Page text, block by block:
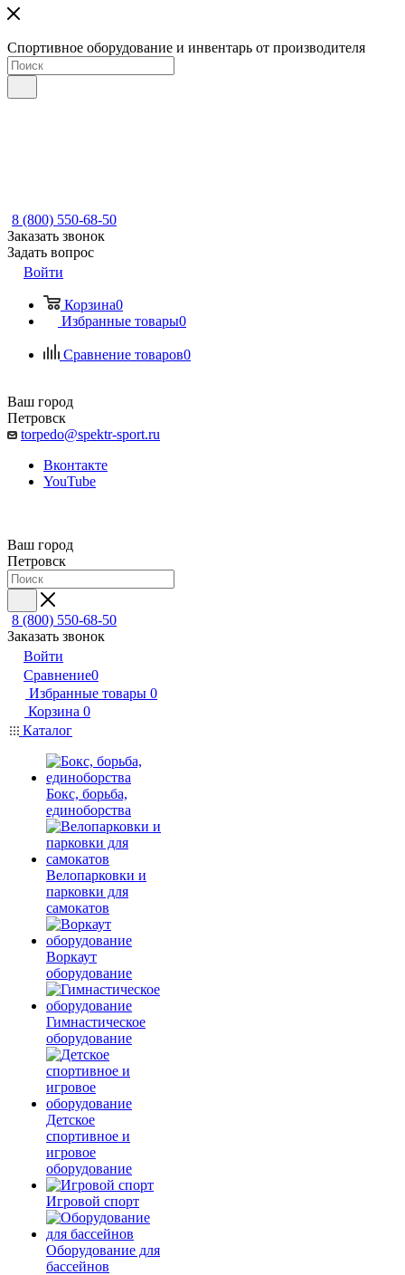
Спортивное оборудование и инвентарь от производителя
8 (800) 550-68-50
Заказать звонок
Задать вопрос
Войти
Корзина0
Избранные товары0
Сравнение товаров0
Ваш город
Петровск
torpedo@spektr-sport.ru
Вконтакте
YouTube
Ваш город
Петровск
8 (800) 550-68-50
Заказать звонок
Войти
Сравнение0
Избранные товары 0
Корзина 0
Каталог
Бокс, борьба,
единоборства
Велопарковки и
парковки для
самокатов
Воркаут
оборудование
Гимнастическое
оборудование
Детское
спортивное и
игровое
оборудование
Игровой спорт
Оборудование для
бассейнов